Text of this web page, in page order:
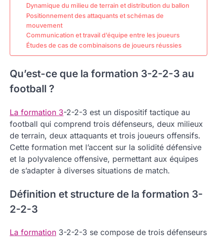
Dynamique du milieu de terrain et distribution du ballon
Positionnement des attaquants et schémas de
mouvement
Communication et travail d’équipe entre les joueurs
Études de cas de combinaisons de joueurs réussies
Qu’est-ce que la formation 3-2-2-3 au
football ?
La formation 3-2-2-3 est un dispositif tactique au
football qui comprend trois défenseurs, deux milieux
de terrain, deux attaquants et trois joueurs offensifs.
Cette formation met l’accent sur la solidité défensive
et la polyvalence offensive, permettant aux équipes
de s’adapter à diverses situations de match.
Définition et structure de la formation 3-
2-2-3
La formation 3-2-2-3 se compose de trois défenseurs